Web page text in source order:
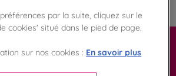
la française à offrir ou à
par la suite, cliquez sur le
cookies' situé dans le pied de page.
sur nos cookies : En savoir plus